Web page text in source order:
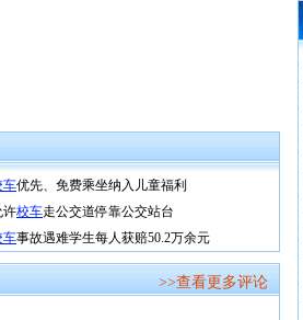
车优先、免费乘坐纳入儿童福利
许校车走公交道停靠公交站台
车事故遇难学生每人获赔50.2万余元
>>查看更多评论